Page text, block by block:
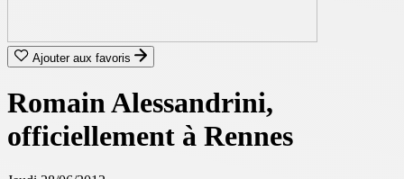
Ajouter aux favoris
Romain Alessandrini,
officiellement à Rennes